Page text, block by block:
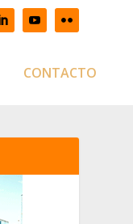
CONTACTO